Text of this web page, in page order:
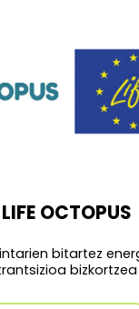
LIFE OCTOPUS
bitartez
bizkortzea